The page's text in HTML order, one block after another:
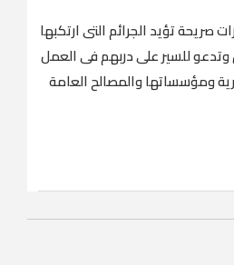
صريحة تؤيد الجرائم التى ارتكبها
وتدعو للسير على دربهم فى العمل
ومؤسساتها والمصالح العامة